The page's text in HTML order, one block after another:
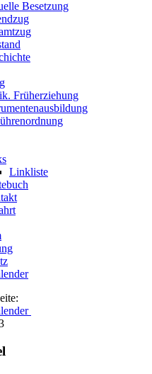
Besetzung
Früherziehung
Linkliste